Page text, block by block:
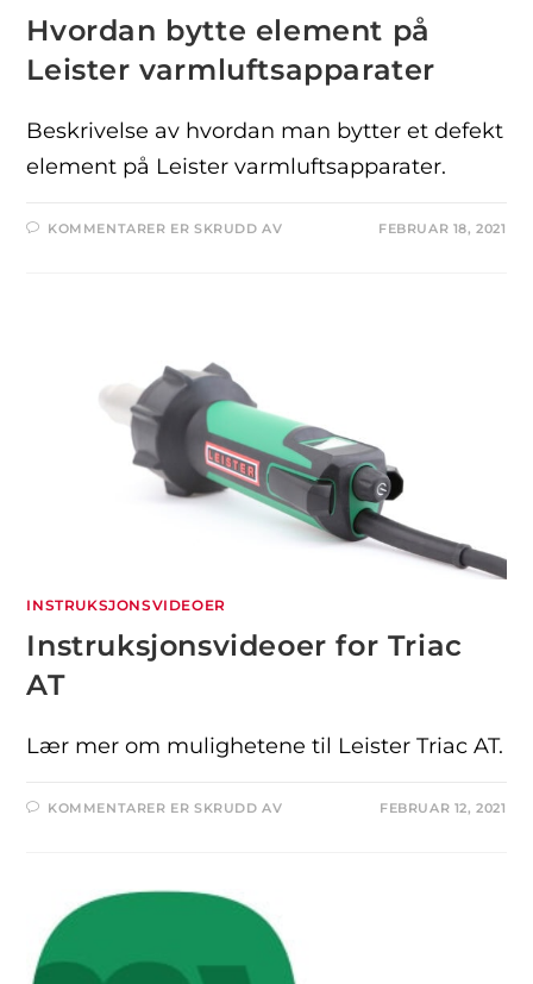
Hvordan bytte element på
Leister varmluftsapparater
Beskrivelse av hvordan man bytter et defekt
element på Leister varmluftsapparater.
KOMMENTARER ER SKRUDD AV FEBRUAR 18, 2021
INSTRUKSJONSVIDEOER
Instruksjonsvideoer for Triac
AT
Lær mer om mulighetene til Leister Triac AT.
KOMMENTARER ER SKRUDD AV FEBRUAR 12, 2021